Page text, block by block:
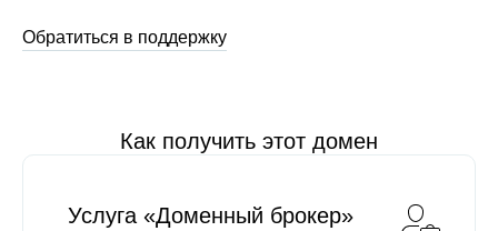
Обратиться в поддержку
Как получить этот домен
Услуга «Доменный брокер»